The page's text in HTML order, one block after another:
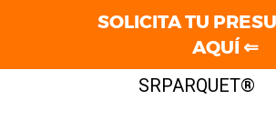
SRPARQUET®
SOLICITA TU
AQUÍ ⇐